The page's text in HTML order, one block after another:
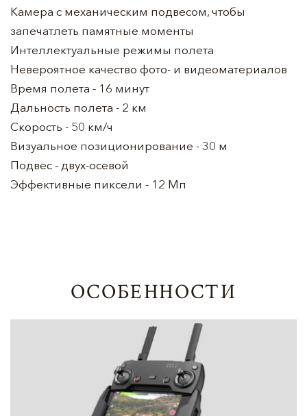
Камера с механическим подвесом, чтобы
запечатлеть памятные моменты
Интеллектуальные режимы полета
Невероятное качество фото- и видеоматериалов
Время полета - 16 минут
Дальность полета - 2 км
Скорость - 50 км/ч
Визуальное позиционирование - 30 м
Подвес - двух-осевой
Эффективные пиксели - 12 Мп
ОСОБЕННОСТИ